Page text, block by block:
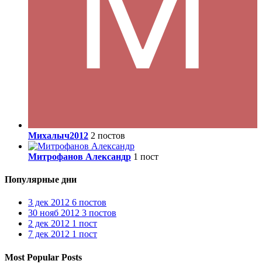
Михалыч2012 2 постов
Митрофанов Александр 1 пост
Популярные дни
3 дек 2012 6 постов
30 нояб 2012 3 постов
2 дек 2012 1 пост
7 дек 2012 1 пост
Most Popular Posts